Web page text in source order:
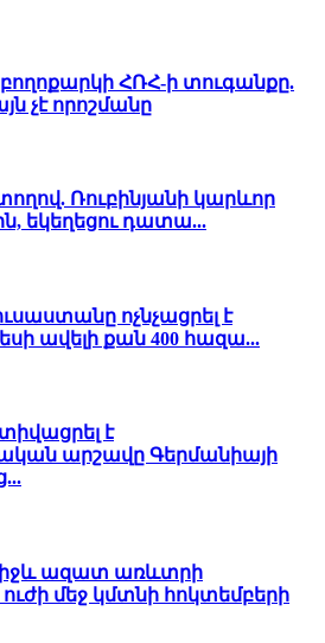
ՀՌՀ-ի տուգանքը.
չէ որոշմանը
տողով. Ռուբինյանի կարևոր
եկեղեցու դատա...
ոչնչացրել է
ավելի քան 400 հազա...
է
արշավը Գերմանիայի
ազատ առևտրի
մեջ կմտնի հոկտեմբերի